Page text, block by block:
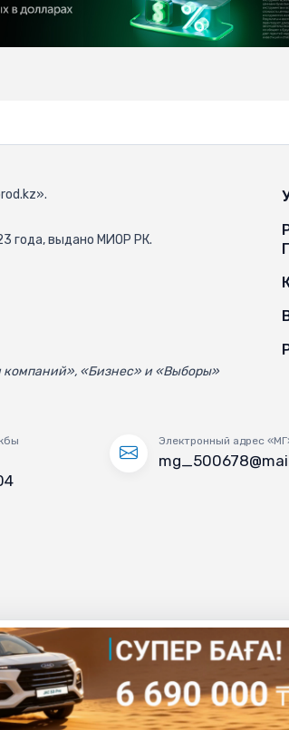
года, выдано МИОР РК.
компаний», «Бизнес» и «Выборы»
Электронный адрес